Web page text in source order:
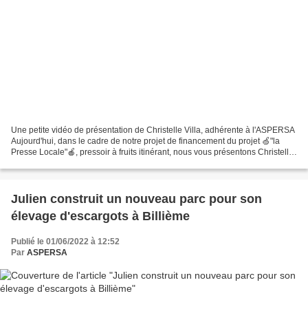
Une petite vidéo de présentation de Christelle Villa, adhérente à l'ASPERSA
Aujourd'hui, dans le cadre de notre projet de financement du projet 🍏"la
Presse Locale"🍎, pressoir à fruits itinérant, nous vous présentons Christelle
Julien construit un nouveau parc pour son
élevage d'escargots à Billième
Publié le 01/06/2022 à 12:52
Par ASPERSA